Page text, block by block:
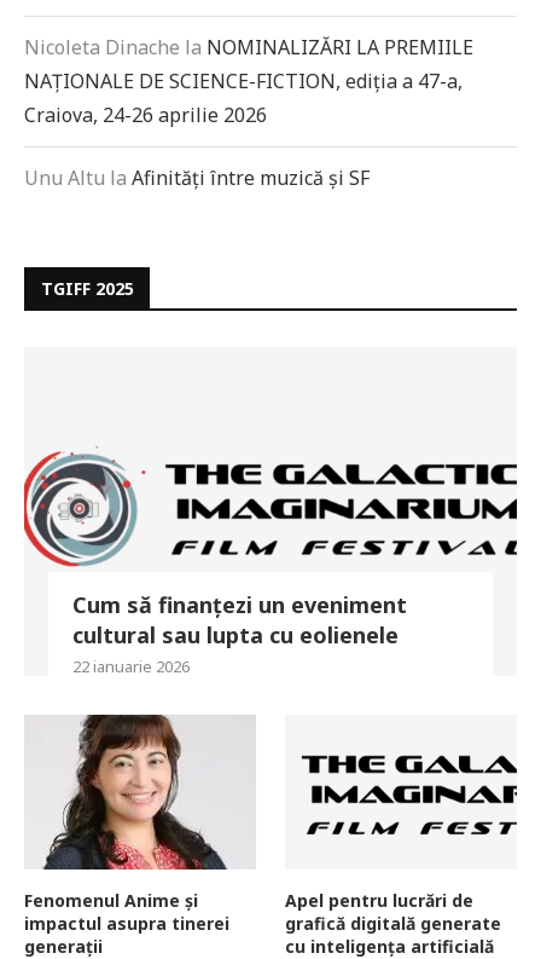
Nicoleta Dinache la NOMINALIZĂRI LA PREMIILE
NAȚIONALE DE SCIENCE-FICTION, ediția a 47-a,
Craiova, 24-26 aprilie 2026
Unu Altu la Afinități între muzică și SF
TGIFF 2025
Cum să finanțezi un eveniment
cultural sau lupta cu eolienele
22 ianuarie 2026
Fenomenul Anime și
impactul asupra tinerei
generații
Apel pentru lucrări de
grafică digitală generate
cu inteligența artificială